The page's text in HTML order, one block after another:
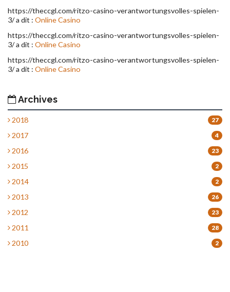
https://theccgl.com/ritzo-casino-verantwortungsvolles-spielen-
3/ a dit : Online Casino
https://theccgl.com/ritzo-casino-verantwortungsvolles-spielen-
3/ a dit : Online Casino
https://theccgl.com/ritzo-casino-verantwortungsvolles-spielen-
3/ a dit : Online Casino
Archives
2018 27
2017 4
2016 23
2015 2
2014 2
2013 26
2012 23
2011 28
2010 2